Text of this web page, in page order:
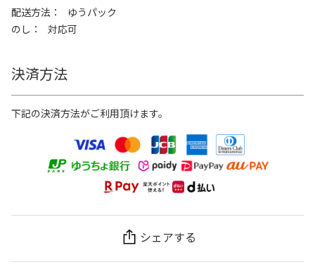
配送方法
ゆうパック
のし
対応可
決済方法
下記の決済方法がご利用頂けます。
シェアする